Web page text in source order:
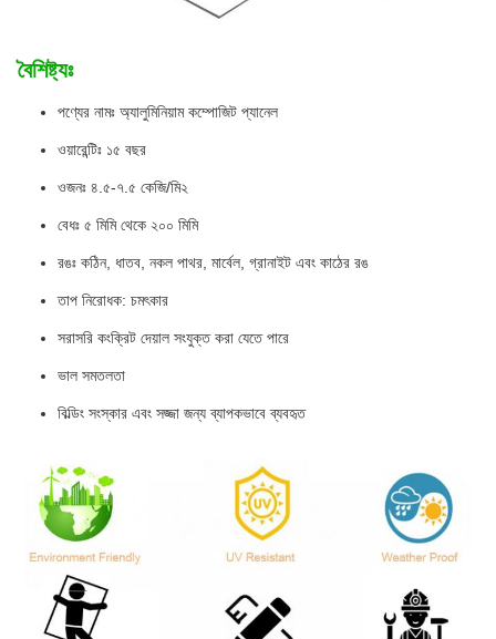
বৈশিষ্ট্যঃ
পণ্যের নামঃ অ্যালুমিনিয়াম কম্পোজিট প্যানেল
ওয়ারেন্টিঃ ১৫ বছর
ওজনঃ ৪.৫-৭.৫ কেজি/মি২
বেধঃ ৫ মিমি থেকে ২০০ মিমি
রঙঃ কঠিন, ধাতব, নকল পাথর, মার্বেল, গ্রানাইট এবং কাঠের রঙ
তাপ নিরোধক: চমৎকার
সরাসরি কংক্রিট দেয়াল সংযুক্ত করা যেতে পারে
ভাল সমতলতা
বিল্ডিং সংস্কার এবং সজ্জা জন্য ব্যাপকভাবে ব্যবহৃত